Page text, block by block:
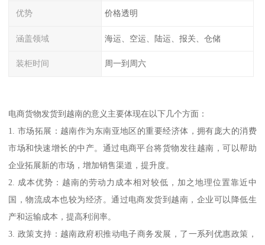
优势 价格透明
涵盖领域 海运、空运、陆运、报关、仓储
装柜时间 周一到周六
电商货物发货到越南的意义主要体现在以下几个方面：
1. 市场拓展：越南作为东南亚地区的重要经济体，拥有庞大的消费
市场和快速增长的中产。通过电商平台将货物发往越南，可以帮助
企业拓展新的市场，增加销售渠道，提升度。
2. 成本优势：越南的劳动力成本相对较低，加之地理位置靠近中
国，物流成本也较为经济。通过电商发货到越南，企业可以降低生
产和运输成本，提高利润率。
3. 政策支持：越南政府积推动电子商务发展，了一系列优惠政策，